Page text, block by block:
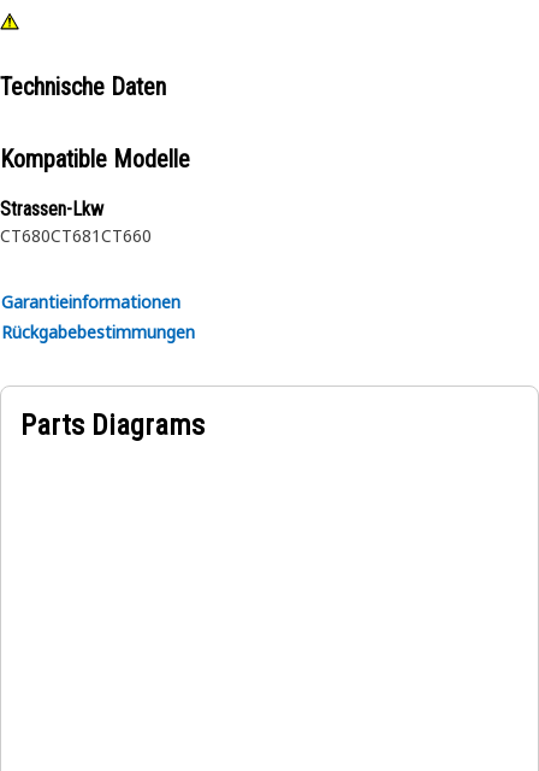
Technische Daten
Kompatible Modelle
Strassen-Lkw
CT680CT681CT660
Garantieinformationen
Rückgabebestimmungen
Parts Diagrams